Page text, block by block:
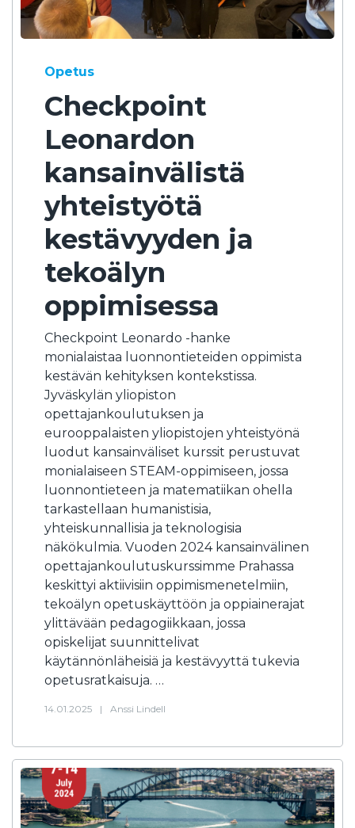
Opetus
Checkpoint
Leonardon
kansainvälistä
yhteistyötä
kestävyyden ja
tekoälyn
oppimisessa
Checkpoint Leonardo -hanke
monialaistaa luonnontieteiden oppimista
kestävän kehityksen kontekstissa.
Jyväskylän yliopiston
opettajankoulutuksen ja
eurooppalaisten yliopistojen yhteistyönä
luodut kansainväliset kurssit perustuvat
monialaiseen STEAM-oppimiseen, jossa
luonnontieteen ja matematiikan ohella
tarkastellaan humanistisia,
yhteiskunnallisia ja teknologisia
näkökulmia. Vuoden 2024 kansainvälinen
opettajankoulutuskurssimme Prahassa
keskittyi aktiivisiin oppimismenetelmiin,
tekoälyn opetuskäyttöön ja oppiainerajat
ylittävään pedagogiikkaan, jossa
opiskelijat suunnittelivat
käytännönläheisiä ja kestävyyttä tukevia
opetusratkaisuja. …
14.01.2025 | Anssi Lindell